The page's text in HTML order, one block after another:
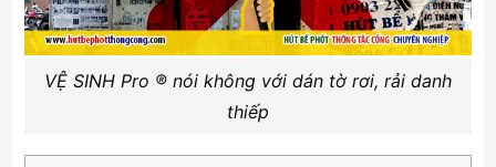
VỆ SINH Pro ® nói không với dán tờ rơi, rải danh
thiếp